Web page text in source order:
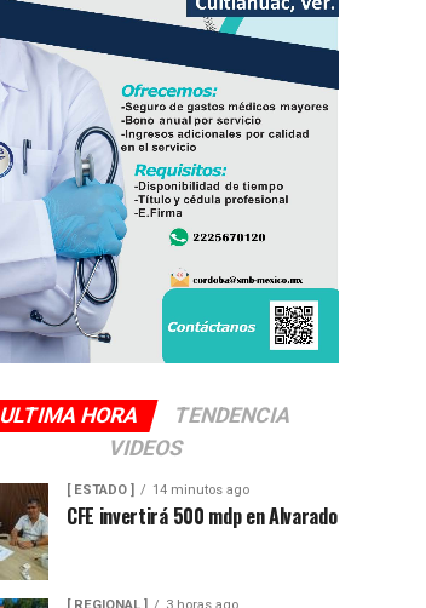
ULTIMA HORA
TENDENCIA
VIDEOS
[ ESTADO ] 14 minutos ago
CFE invertirá 500 mdp en Alvarado
[ REGIONAL ] 3 horas ago